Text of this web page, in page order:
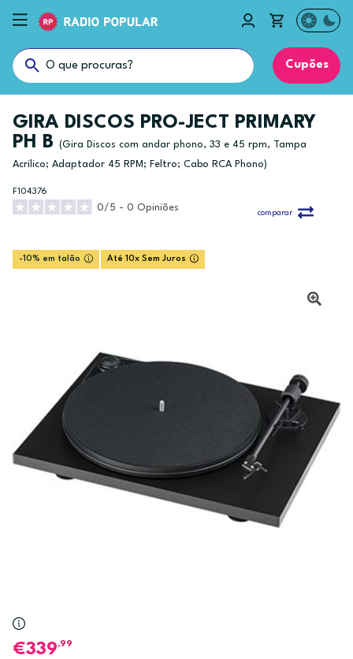
Cupões
GIRA DISCOS PRO-JECT PRIMARY
PH B
(Gira Discos com andar phono, 33 e 45 rpm, Tampa
Acrilico; Adaptador 45 RPM; Feltro; Cabo RCA Phono)
F104376
0/5 - 0 Opiniões
comparar
-10% em talão Até 10x Sem Juros
339,99